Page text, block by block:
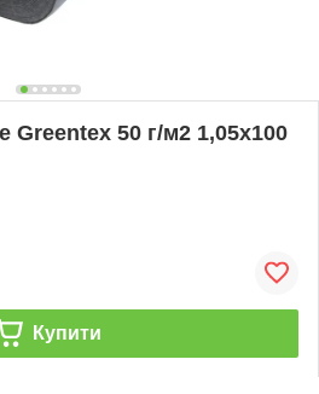
Greentex 50 г/м2 1,05x100
Купити